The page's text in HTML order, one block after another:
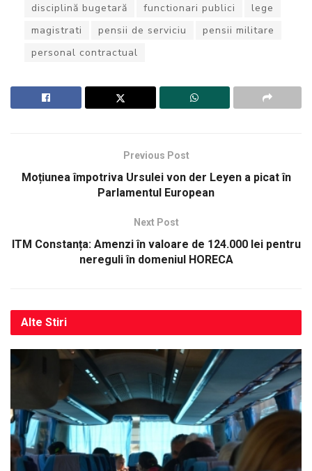
disciplină bugetară
functionari publici
lege
magistrati
pensii de serviciu
pensii militare
personal contractual
Previous Post
Moțiunea împotriva Ursulei von der Leyen a picat în
Parlamentul European
Next Post
ITM Constanța: Amenzi în valoare de 124.000 lei pentru
nereguli în domeniul HORECA
Alte Stiri